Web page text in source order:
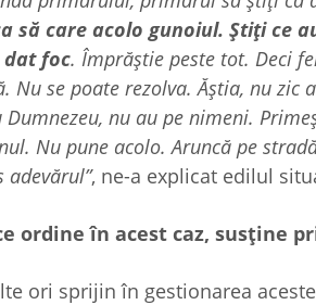
să care acolo gunoiul. Știți ce
dat foc. Împrăștie peste tot. Deci
se poate rezolva. Ăștia, nu zic
nu au pe nimeni.
Nu pune acolo. Aruncă pe
, ne-a explicat edilul
ordine în acest caz, susține
ori sprijin în gestionarea